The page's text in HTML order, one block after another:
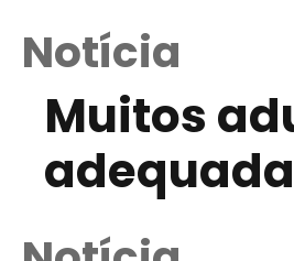
Notícia
Muitos